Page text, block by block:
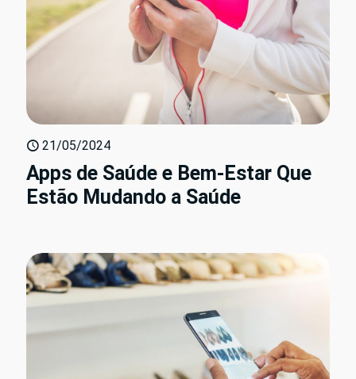
21/05/2024
Apps de Saúde e Bem-Estar Que
Estão Mudando a Saúde